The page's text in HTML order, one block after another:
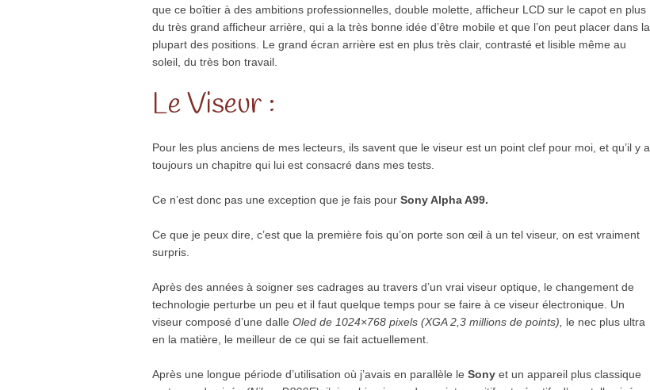
que ce boîtier à des ambitions professionnelles, double molette, afficheur LCD sur le capot en plus
du très grand afficheur arrière, qui a la très bonne idée d’être mobile et que l’on peut placer dans la
plupart des positions. Le grand écran arrière est en plus très clair, contrasté et lisible même au
soleil, du très bon travail.
Le Viseur :
Pour les plus anciens de mes lecteurs, ils savent que le viseur est un point clef pour moi, et qu’il y a
toujours un chapitre qui lui est consacré dans mes tests.
Ce n’est donc pas une exception que je fais pour Sony Alpha A99.
Ce que je peux dire, c’est que la première fois qu’on porte son œil à un tel viseur, on est vraiment
surpris.
Après des années à soigner ses cadrages au travers d’un vrai viseur optique, le changement de
technologie perturbe un peu et il faut quelque temps pour se faire à ce viseur électronique. Un
viseur composé d’une dalle Oled de 1024×768 pixels (XGA 2,3 millions de points),
le nec plus ultra
en la matière, le meilleur de ce qui se fait actuellement.
Après une longue période d’utilisation où j’avais en parallèle le Sony et un appareil plus classique